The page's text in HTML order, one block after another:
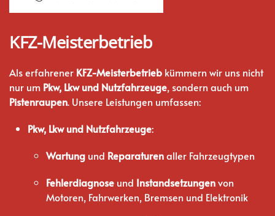
KFZ-Meisterbetrieb
Als erfahrener KFZ-Meisterbetrieb kümmern wir uns nicht
nur um Pkw, Lkw und Nutzfahrzeuge, sondern auch um
Pistenraupen. Unsere Leistungen umfassen:
Pkw, Lkw und Nutzfahrzeuge:
Wartung und Reparaturenaller Fahrzeugtypen
Fehlerdiagnose und Instandsetzungenvon
Motoren, Fahrwerken, Bremsen und Elektronik